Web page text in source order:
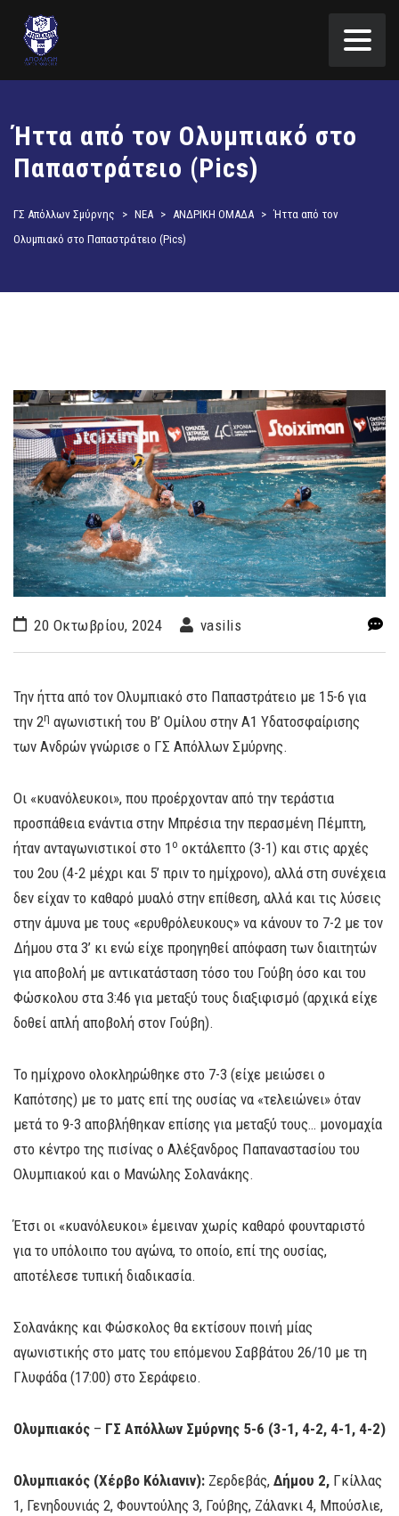
Ήττα από τον Ολυμπιακό στο
Παπαστράτειο (Pics)
ΓΣ Απόλλων Σμύρνης > ΝΕΑ > ΑΝΔΡΙΚΗ ΟΜΑΔΑ > Ήττα από τον
Ολυμπιακό στο Παπαστράτειο (Pics)
20 Οκτωβρίου, 2024 vasilis
Την ήττα από τον Ολυμπιακό στο Παπαστράτειο με 15-6 για
την 2η αγωνιστική του Β’ Ομίλου στην Α1 Υδατοσφαίρισης
των Ανδρών γνώρισε ο ΓΣ Απόλλων Σμύρνης.
Οι «κυανόλευκοι», που προέρχονταν από την τεράστια
προσπάθεια ενάντια στην Μπρέσια την περασμένη Πέμπτη,
ήταν ανταγωνιστικοί στο 1ο οκτάλεπτο (3-1) και στις αρχές
του 2ου (4-2 μέχρι και 5’ πριν το ημίχρονο), αλλά στη συνέχεια
δεν είχαν το καθαρό μυαλό στην επίθεση, αλλά και τις λύσεις
στην άμυνα με τους «ερυθρόλευκους» να κάνουν το 7-2 με τον
Δήμου στα 3’ κι ενώ είχε προηγηθεί απόφαση των διαιτητών
για αποβολή με αντικατάσταση τόσο του Γούβη όσο και του
Φώσκολου στα 3:46 για μεταξύ τους διαξιφισμό (αρχικά είχε
δοθεί απλή αποβολή στον Γούβη).
Το ημίχρονο ολοκληρώθηκε στο 7-3 (είχε μειώσει ο
Καπότσης) με το ματς επί της ουσίας να «τελειώνει» όταν
μετά το 9-3 αποβλήθηκαν επίσης για μεταξύ τους… μονομαχία
στο κέντρο της πισίνας ο Αλέξανδρος Παπαναστασίου του
Ολυμπιακού και ο Μανώλης Σολανάκης.
Έτσι οι «κυανόλευκοι» έμειναν χωρίς καθαρό φουνταριστό
για το υπόλοιπο του αγώνα, το οποίο, επί της ουσίας,
αποτέλεσε τυπική διαδικασία.
Σολανάκης και Φώσκολος θα εκτίσουν ποινή μίας
αγωνιστικής στο ματς του επόμενου Σαββάτου 26/10 με τη
Γλυφάδα (17:00) στο Σεράφειο.
Ολυμπιακός – ΓΣ Απόλλων Σμύρνης 5-6 (3-1, 4-2, 4-1, 4-2)
Ολυμπιακός (Χέρβο Κόλιανιν): Ζερδεβάς, Δήμου 2, Γκίλλας
1, Γενηδουνιάς 2, Φουντούλης 3, Γούβης, Ζάλανκι 4, Μπούσλιε,